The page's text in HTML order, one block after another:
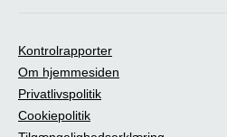
Kontrolrapporter
Om hjemmesiden
Privatlivspolitik
Cookiepolitik